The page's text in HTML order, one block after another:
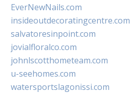
EverNewNails.com
insideoutdecoratingcentre.com
salvatoresinpoint.com
jovialfloralco.com
johnlscotthometeam.com
u-seehomes.com
watersportslagonissi.com